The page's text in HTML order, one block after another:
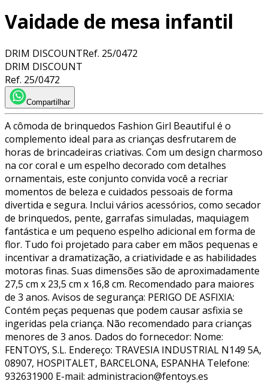
Vaidade de mesa infantil
DRIM DISCOUNTRef. 25/0472
DRIM DISCOUNT
Ref. 25/0472
Compartilhar
A cômoda de brinquedos Fashion Girl Beautiful é o
complemento ideal para as crianças desfrutarem de
horas de brincadeiras criativas. Com um design charmoso
na cor coral e um espelho decorado com detalhes
ornamentais, este conjunto convida você a recriar
momentos de beleza e cuidados pessoais de forma
divertida e segura. Inclui vários acessórios, como secador
de brinquedos, pente, garrafas simuladas, maquiagem
fantástica e um pequeno espelho adicional em forma de
flor. Tudo foi projetado para caber em mãos pequenas e
incentivar a dramatização, a criatividade e as habilidades
motoras finas. Suas dimensões são de aproximadamente
27,5 cm x 23,5 cm x 16,8 cm. Recomendado para maiores
de 3 anos. Avisos de segurança: PERIGO DE ASFIXIA:
Contém peças pequenas que podem causar asfixia se
ingeridas pela criança. Não recomendado para crianças
menores de 3 anos. Dados do fornecedor: Nome:
FENTOYS, S.L. Endereço: TRAVESIA INDUSTRIAL N149 5A,
08907, HOSPITALET, BARCELONA, ESPANHA Telefone:
932631900 E-mail: administracion@fentoys.es